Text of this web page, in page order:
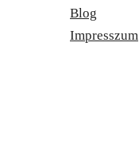
Blog
Impresszum